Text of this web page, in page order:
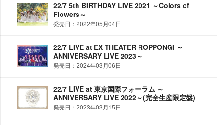
22/7 5th BIRTHDAY LIVE 2021 ～Colors of
Flowers～
発売日：2022年05月04日
22/7 LIVE at EX THEATER ROPPONGI ～
ANNIVERSARY LIVE 2023～
発売日：2024年03月06日
22/7 LIVE at 東京国際フォーラム ～
ANNIVERSARY LIVE 2022～(完全生産限定盤)
発売日：2023年03月15日